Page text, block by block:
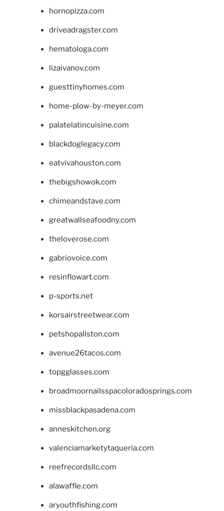
hornopizza.com
driveadragster.com
hematologa.com
lizaivanov.com
guesttinyhomes.com
home-plow-by-meyer.com
palatelatincuisine.com
blackdoglegacy.com
eatvivahouston.com
thebigshowok.com
chimeandstave.com
greatwallseafoodny.com
theloverose.com
gabriovoice.com
resinflowart.com
p-sports.net
korsairstreetwear.com
petshopallston.com
avenue26tacos.com
topgglasses.com
broadmoornailsspacoloradosprings.com
missblackpasadena.com
anneskitchen.org
valenciamarketytaqueria.com
reefrecordsllc.com
alawaffle.com
aryouthfishing.com